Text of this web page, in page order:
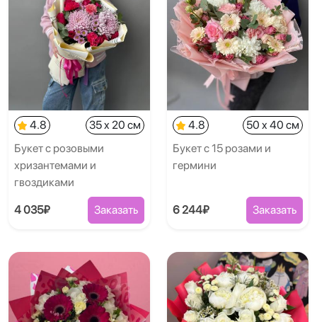
4.8
35 x 20 см
Букет с розовыми
хризантемами и
гвоздиками
4 035₽ Заказать
4.8
50 x 40 см
Букет с 15 розами и
гермини
6 244₽ Заказать